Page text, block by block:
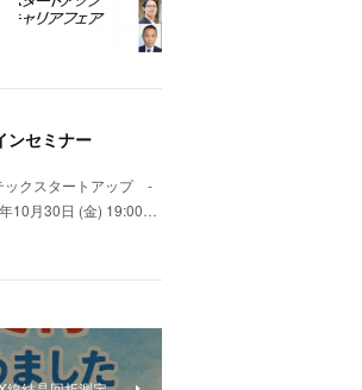
ンセミナー
ックスタートアップ -
10月30日 (金) 19:00…